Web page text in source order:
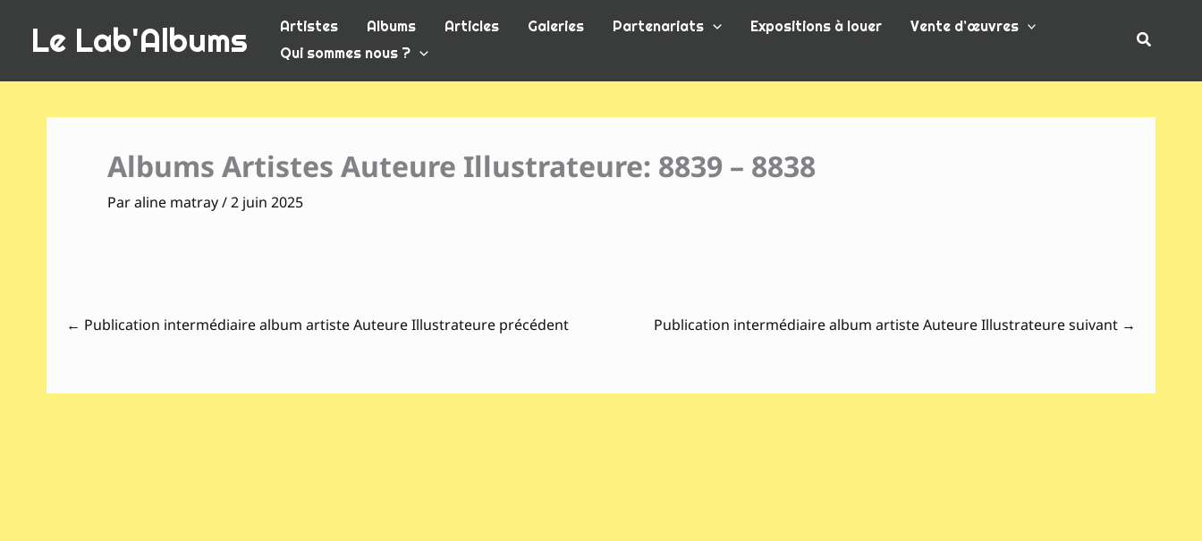
contenuLe Lab'Albums Artistes Albums Articles Galeries Partenariats Expositions à louer
Vente d’œuvres
Qui sommes nous ?
Albums Artistes Auteure Illustrateure: 8839 – 8838
Paraline matray/2 juin 2025
← Publication intermédiaire album artiste Auteure Illustrateure précédent Publication intermédiaire album artiste Auteure Illustrateure suivant →